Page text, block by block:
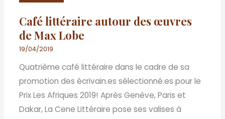
Café littéraire autour des œuvres
de Max Lobe
19/04/2019
Quatrième café littéraire dans le cadre de sa
promotion des écrivain.es sélectionné.es pour le
Prix Les Afriques 2019! Après Genève, Paris et
Dakar, La Cene Littéraire pose ses valises à
œuvres
de
Max
Lobe